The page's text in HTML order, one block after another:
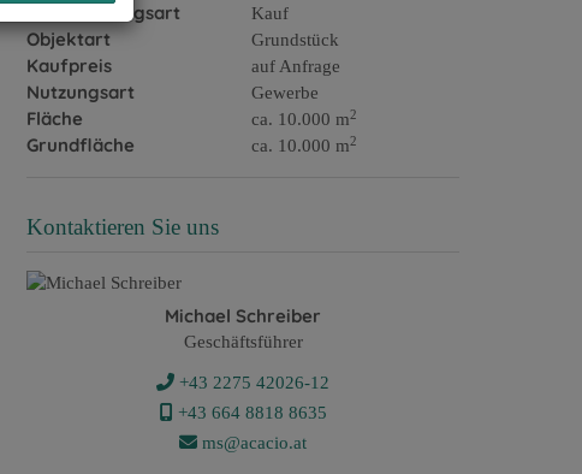
Vermarktungsart Kauf
Objektart Grundstück
Kaufpreis auf Anfrage
Nutzungsart Gewerbe
Fläche ca. 10.000 m2
Grundfläche ca. 10.000 m2
Kontaktieren Sie uns
Michael Schreiber
Geschäftsführer
+43 2275 42026-12
+43 ​664 8818 8635
ms@acacio.at